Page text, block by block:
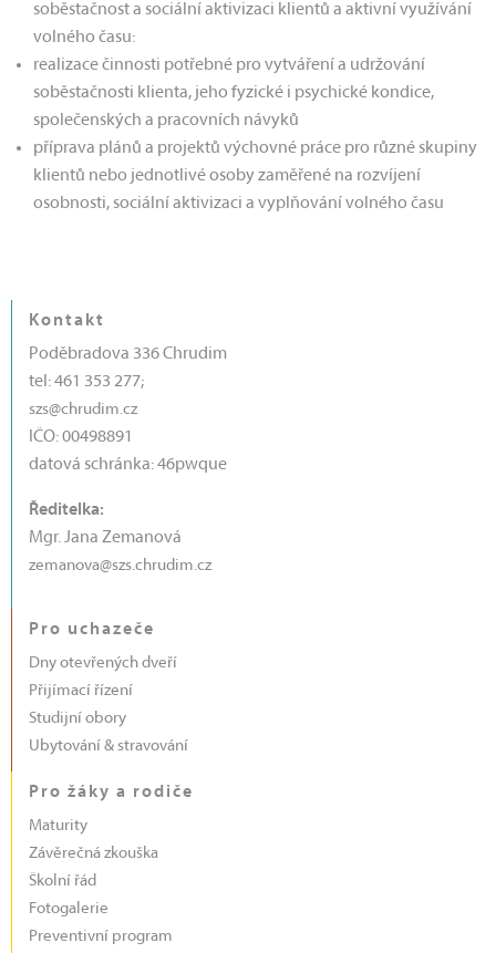
soběstačnost a sociální aktivizaci klientů a aktivní využívání
volného času:
realizace činnosti potřebné pro vytváření a udržování
soběstačnosti klienta, jeho fyzické i psychické kondice,
společenských a pracovních návyků
příprava plánů a projektů výchovné práce pro různé skupiny
klientů nebo jednotlivé osoby zaměřené na rozvíjení
osobnosti, sociální aktivizaci a vyplňování volného času
Kontakt
Poděbradova 336 Chrudim
tel: 461 353 277;
szs@chrudim.cz
IČO: 00498891
datová schránka: 46pwque
Ředitelka:
Mgr. Jana Zemanová
zemanova@szs.chrudim.cz
Pro uchazeče
Dny otevřených dveří
Přijímací řízení
Studijní obory
Ubytování & stravování
Pro žáky a rodiče
Maturity
Závěrečná zkouška
Školní řád
Fotogalerie
Preventivní program